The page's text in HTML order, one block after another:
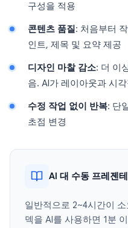
구성을 적용
콘텐츠 품질: 처음부터
인트, 제목 및 요약 제공
디자인 마찰 감소: 더 이
음. AI가 레이아웃과 시
수정 작업 없이 반복: 단
초점 변경
AI 대 수동 프레젠
일반적으로 2~4시간이
덱을 AI를 사용하면 1분